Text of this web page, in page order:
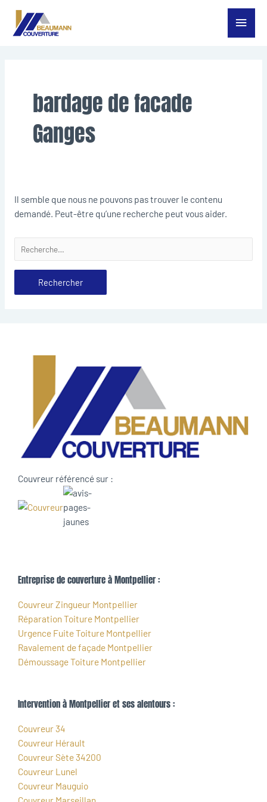
Aller
Menu
bardage de facade
Ganges
Il semble que nous ne pouvons pas trouver le contenu
demandé. Peut-être qu’une recherche peut vous aider.
Couvreur référencé sur :
Entreprise de couverture à Montpellier :
Couvreur Zingueur Montpellier
Réparation Toiture Montpellier
Urgence Fuite Toiture Montpellier
Ravalement de façade Montpellier
Démoussage Toiture Montpellier
Intervention à Montpellier et ses alentours :
Couvreur 34
Couvreur Hérault
Couvreur Sète 34200
Couvreur Lunel
Couvreur Mauguio